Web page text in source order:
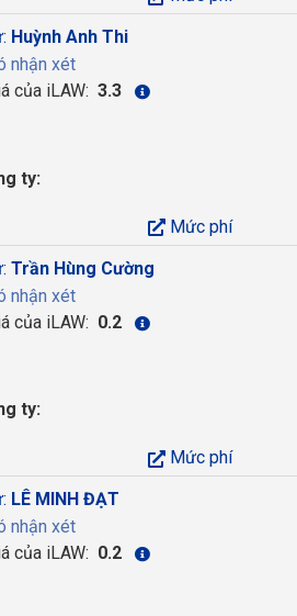
Huỳnh Anh Thi
nhận xét
của iLAW: 3.3
ty:
Mức phí
Trần Hùng Cường
nhận xét
của iLAW: 0.2
ty:
Mức phí
LÊ MINH ĐẠT
nhận xét
của iLAW: 0.2